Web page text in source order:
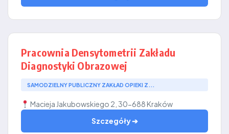
Pracownia Densytometrii Zakładu
Diagnostyki Obrazowej
SAMODZIELNY PUBLICZNY ZAKŁAD OPIEKI Z...
Macieja Jakubowskiego 2, 30-688 Kraków
Szczegóły ➔